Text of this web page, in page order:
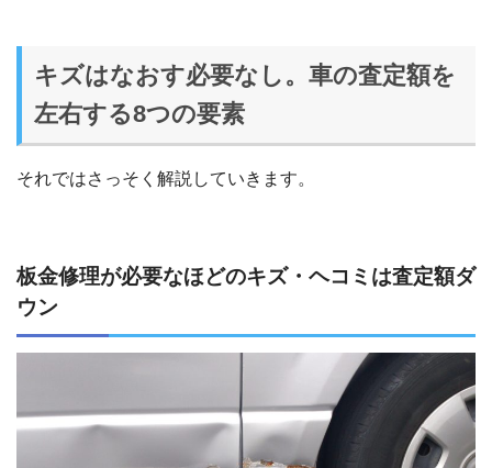
キズはなおす必要なし。車の査定額を
左右する8つの要素
それではさっそく解説していきます。
板金修理が必要なほどのキズ・ヘコミは査定額ダ
ウン